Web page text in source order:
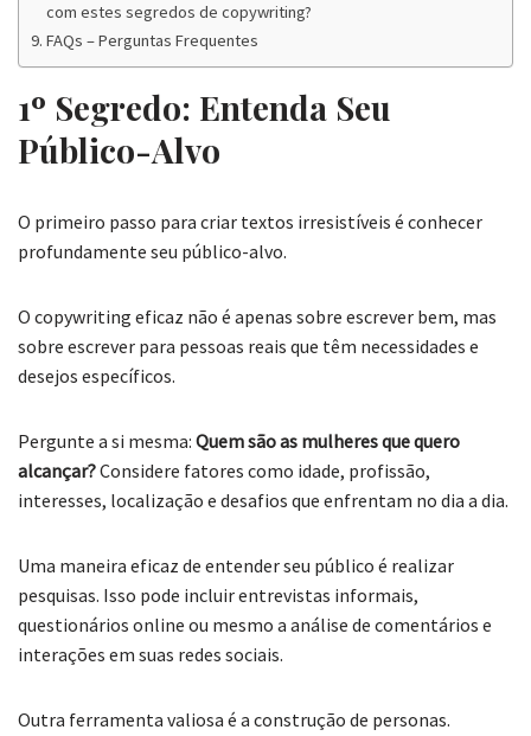
com estes segredos de copywriting?
FAQs – Perguntas Frequentes
1º Segredo: Entenda Seu
Público-Alvo
O primeiro passo para criar textos irresistíveis é conhecer
profundamente seu público-alvo.
O copywriting eficaz não é apenas sobre escrever bem, mas
sobre escrever para pessoas reais que têm necessidades e
desejos específicos.
Pergunte a si mesma: Quem são as mulheres que quero
alcançar?Considere fatores como idade, profissão,
interesses, localização e desafios que enfrentam no dia a dia.
Uma maneira eficaz de entender seu público é realizar
pesquisas. Isso pode incluir entrevistas informais,
questionários online ou mesmo a análise de comentários e
interações em suas redes sociais.
Outra ferramenta valiosa é a construção de personas.